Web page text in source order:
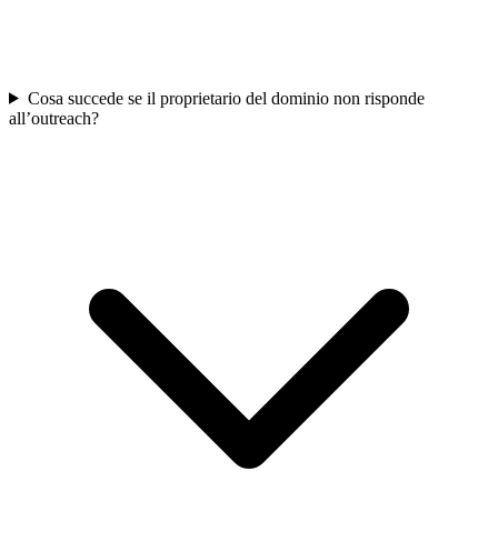
Cosa succede se il proprietario del dominio non risponde
all’outreach?